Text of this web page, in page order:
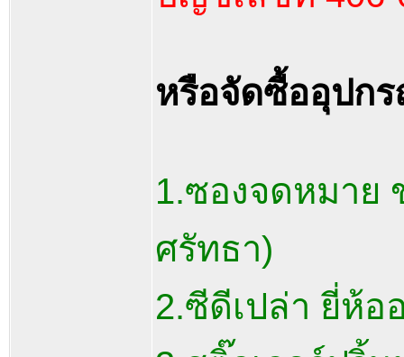
หรือจัดซื้ออุปก
1.ซองจดหมาย
ศรัทธา)
2.ซีดีเปล่า ยี่ห้อ